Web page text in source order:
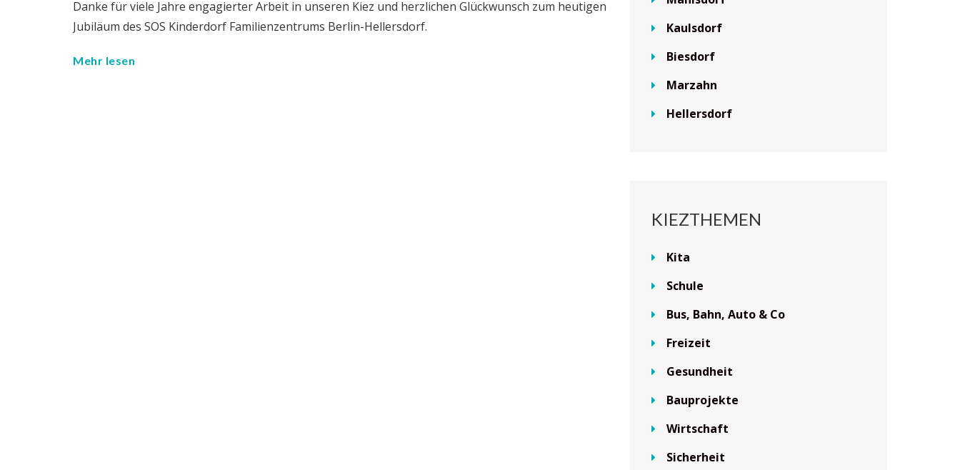
Danke für viele Jahre engagierter Arbeit in unseren Kiez und herzlichen Glückwunsch zum heutigen
Jubiläum des SOS Kinderdorf Familienzentrums Berlin-Hellersdorf.
Mehr lesen
Kaulsdorf
Biesdorf
Marzahn
Hellersdorf
KIEZTHEMEN
Kita
Schule
Bus, Bahn, Auto & Co
Freizeit
Gesundheit
Bauprojekte
Wirtschaft
Sicherheit